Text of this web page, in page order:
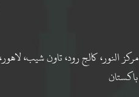
مركز النور، كالج رود، تاون شيب، لاهور،
باكستان